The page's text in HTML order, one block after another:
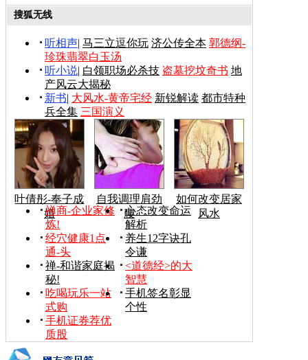
搜狐无线
听相声| 马三立逗你玩 济公传全本 郭德纲-
珍珠翡翠白玉汤
听小说| 白领职场必杀技 盗墓挖坟奇书 地
产风云大揭秘
新书| 大风水-黄帝宅经 新锐解读 都市特种
兵全集 三国演义
叶倩彤-奉子成
婚
自我调理肩劲
腰
如何改变居家
风水
禅商-企业家修
炼!
心态改变命运
解析
经穴健康1点
通-头
养生12字诀孔
令谦
禅-和谐家庭揭
秘!
<道德经>的大
智慧
吃喝玩乐一站
式购
手机签名彰显
个性
手机证券荐优
质股